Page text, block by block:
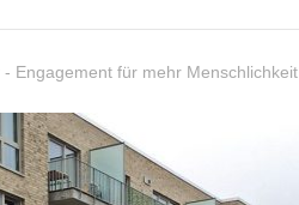
Engagement für mehr Menschlichkeit